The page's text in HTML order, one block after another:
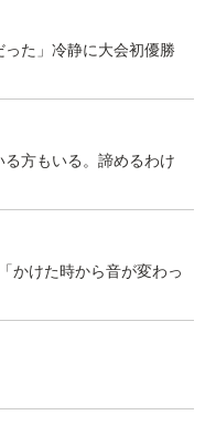
た」冷静に大会初優勝
方もいる。諦めるわけ
かけた時から音が変わっ